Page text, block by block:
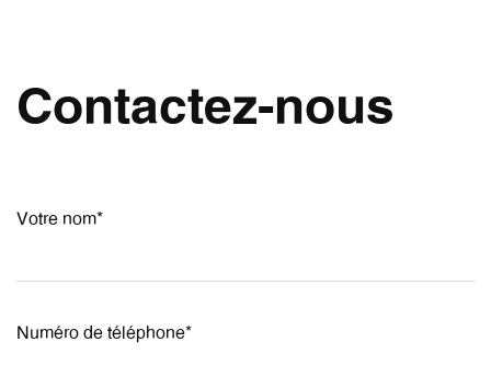
Contactez-nous
Votre nom*
Numéro de téléphone*